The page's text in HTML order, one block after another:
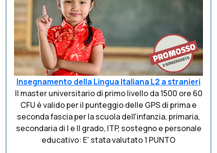
Insegnamento della Lingua Italiana L2 a stranieri
Il master universitario di primo livello da 1500 ore 60
CFU è valido per il punteggio delle GPS di prima e
seconda fascia per la scuola dell'infanzia, primaria,
secondaria di I e II grado, ITP, sostegno e personale
educativo: E' stata valutato 1 PUNTO